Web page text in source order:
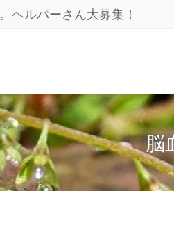
ヘルパーさん大募集！
脳